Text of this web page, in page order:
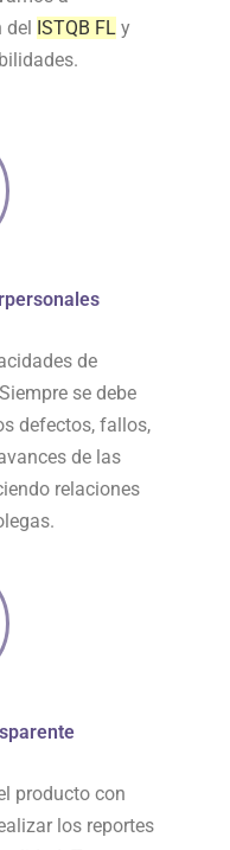
ISTQB FL y
de
se debe
defectos, fallos,
de las
relaciones
producto con
los reportes